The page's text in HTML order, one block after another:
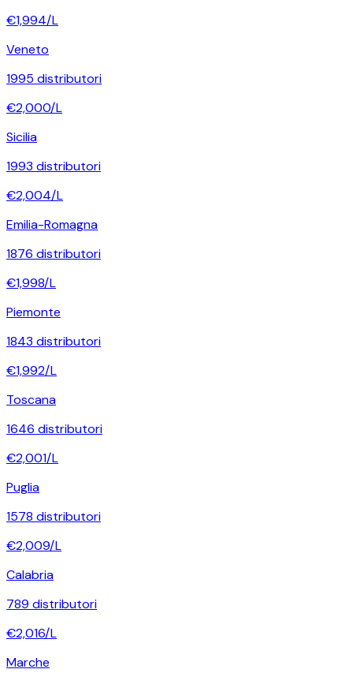
€1,994/L
Veneto
1995 distributori
€2,000/L
Sicilia
1993 distributori
€2,004/L
Emilia-Romagna
1876 distributori
€1,998/L
Piemonte
1843 distributori
€1,992/L
Toscana
1646 distributori
€2,001/L
Puglia
1578 distributori
€2,009/L
Calabria
789 distributori
€2,016/L
Marche